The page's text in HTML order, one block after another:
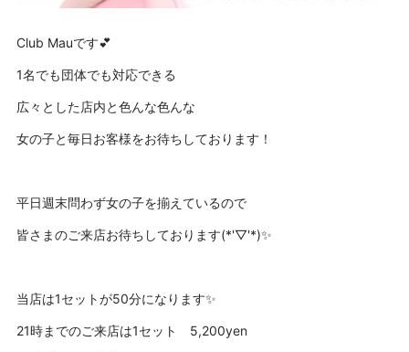
Club Mauです💕
1名でも団体でも対応できる
広々とした店内と色んな色んな
女の子と毎日お客様をお待ちしております！
平日週末問わず女の子を揃えているので
皆さまのご来店お待ちしております(*'▽'*)✨
当店は1セットが50分になります✨
21時までのご来店は1セット 5,200yen